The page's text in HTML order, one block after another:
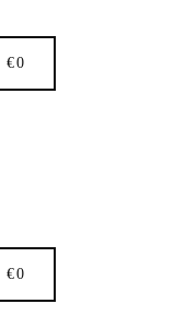
€0
€0